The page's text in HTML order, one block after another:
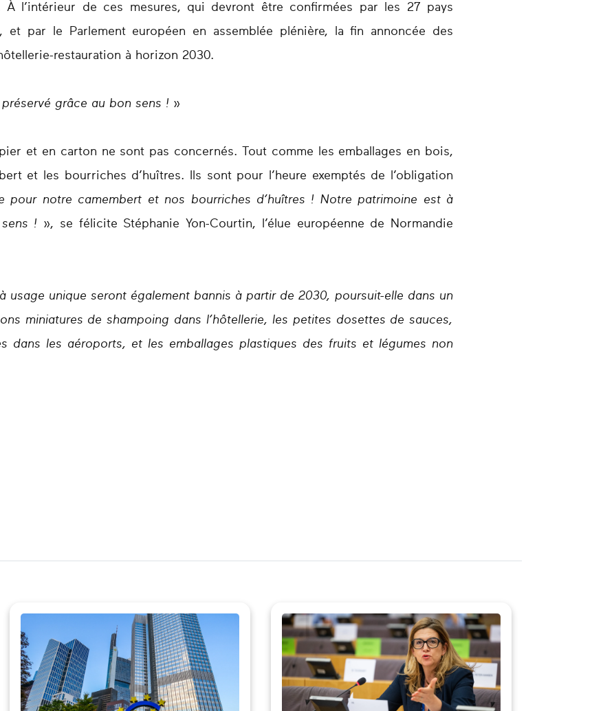
l’intérieur de ces mesures, qui devront être confirmées par les 27 pays
et par le Parlement européen en assemblée plénière, la fin annoncée des
restauration à horizon 2030.
grâce au bon sens ! »
et en carton ne sont pas concernés. Tout comme les emballages en bois,
et les bourriches d’huîtres. Ils sont pour l’heure exemptés de l’obligation
pour notre camembert et nos bourriches d’huîtres ! Notre patrimoine est à
! », se félicite Stéphanie Yon-Courtin, l’élue européenne de Normandie
usage unique seront également bannis à partir de 2030, poursuit-elle dans un
miniatures de shampoing dans l’hôtellerie, les petites dosettes de sauces,
dans les aéroports, et les emballages plastiques des fruits et légumes non